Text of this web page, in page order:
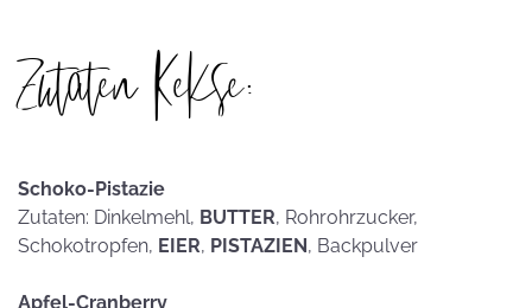
Zutaten Kekse:
Schoko-Pistazie
Zutaten: Dinkelmehl, BUTTER, Rohrohrzucker,
Schokotropfen, EIER, PISTAZIEN, Backpulver
Apfel-Cranberry